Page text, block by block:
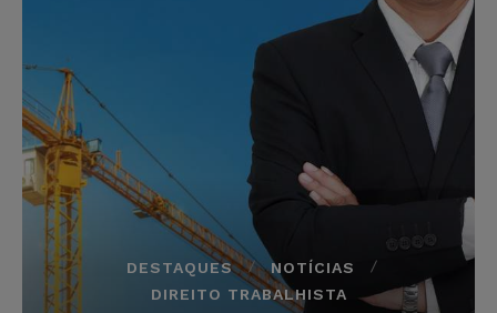
DESTAQUES
NOTÍCIAS
DIREITO TRABALHISTA